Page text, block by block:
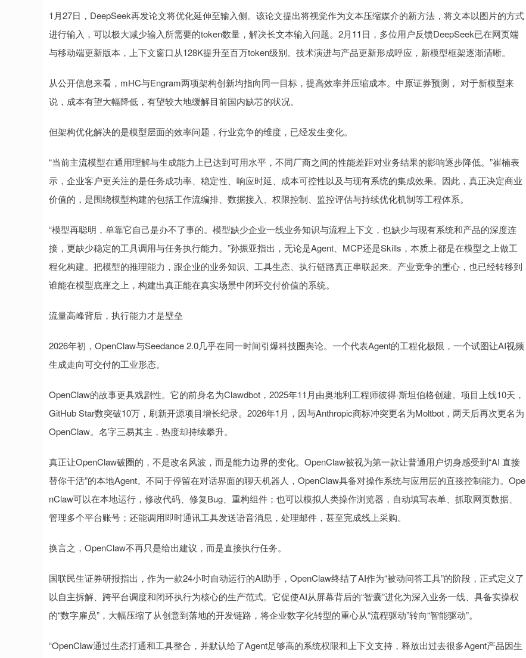
1月27日，DeepSeek再发论文将优化延伸至输入侧。该论文提出将视觉作为文本压缩媒介的新方法，将文本以图片的方式
进行输入，可以极大减少输入所需要的token数量，解决长文本输入问题。2月11日，多位用户反馈DeepSeek已在网页端
与移动端更新版本，上下文窗口从128K提升至百万token级别。技术演进与产品更新形成呼应，新模型框架逐渐清晰。
从公开信息来看，mHC与Engram两项架构创新均指向同一目标，提高效率并压缩成本。中原证券预测， 对于新模型来
说，成本有望大幅降低，有望较大地缓解目前国内缺芯的状况。
但架构优化解决的是模型层面的效率问题，行业竞争的维度，已经发生变化。
“当前主流模型在通用理解与生成能力上已达到可用水平，不同厂商之间的性能差距对业务结果的影响逐步降低。”崔楠表
示，企业客户更关注的是任务成功率、稳定性、响应时延、成本可控性以及与现有系统的集成效果。因此，真正决定商业
价值的，是围绕模型构建的包括工作流编排、数据接入、权限控制、监控评估与持续优化机制等工程体系。
“模型再聪明，单靠它自己是办不了事的。模型缺少企业一线业务知识与流程上下文，也缺少与现有系统和产品的深度连
接，更缺少稳定的工具调用与任务执行能力。”孙振亚指出，无论是Agent、MCP还是Skills，本质上都是在模型之上做工
程化构建。把模型的推理能力，跟企业的业务知识、工具生态、执行链路真正串联起来。产业竞争的重心，也已经转移到
谁能在模型底座之上，构建出真正能在真实场景中闭环交付价值的系统。
流量高峰背后，执行能力才是壁垒
2026年初，OpenClaw与Seedance 2.0几乎在同一时间引爆科技圈舆论。一个代表Agent的工程化极限，一个试图让AI视频
生成走向可交付的工业形态。
OpenClaw的故事更具戏剧性。它的前身名为Clawdbot，2025年11月由奥地利工程师彼得·斯坦伯格创建。项目上线10天，
GitHub Star数突破10万，刷新开源项目增长纪录。2026年1月，因与Anthropic商标冲突更名为Moltbot，两天后再次更名为
OpenClaw。名字三易其主，热度却持续攀升。
真正让OpenClaw破圈的，不是改名风波，而是能力边界的变化。OpenClaw被视为第一款让普通用户切身感受到“AI 直接
替你干活”的本地Agent。不同于停留在对话界面的聊天机器人，OpenClaw具备对操作系统与应用层的直接控制能力。Ope
nClaw可以在本地运行，修改代码、修复Bug、重构组件；也可以模拟人类操作浏览器，自动填写表单、抓取网页数据、
管理多个平台账号；还能调用即时通讯工具发送语音消息，处理邮件，甚至完成线上采购。
换言之，OpenClaw不再只是给出建议，而是直接执行任务。
国联民生证券研报指出，作为一款24小时自动运行的AI助手，OpenClaw终结了AI作为“被动问答工具”的阶段，正式定义了
以自主拆解、跨平台调度和闭环执行为核心的生产范式。它促使AI从屏幕背后的“智囊”进化为深入业务一线、具备实操权
的“数字雇员”，大幅压缩了从创意到落地的开发链路，将企业数字化转型的重心从“流程驱动”转向“智能驱动”。
“OpenClaw通过生态打通和工具整合，并默认给了Agent足够高的系统权限和上下文支持，释放出过去很多Agent产品因生